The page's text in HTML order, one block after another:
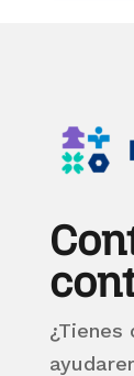
¿Tienes